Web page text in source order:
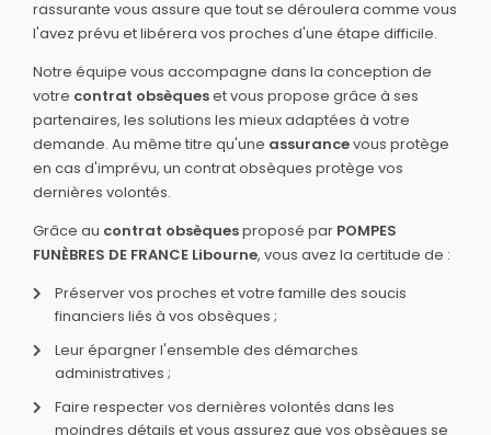
rassurante vous assure que tout se déroulera comme vous
l'avez prévu et libérera vos proches d'une étape difficile.
Notre équipe vous accompagne dans la conception de
votre contrat obsèqueset vous propose grâce à ses
partenaires, les solutions les mieux adaptées à votre
demande. Au même titre qu'une assurancevous protège
en cas d'imprévu, un contrat obsèques protège vos
dernières volontés.
Grâce au contrat obsèquesproposé par POMPES
FUNÈBRES DE FRANCE Libourne, vous avez la certitude de :
Préserver vos proches et votre famille des soucis
financiers liés à vos obsèques ;
Leur épargner l'ensemble des démarches
administratives ;
Faire respecter vos dernières volontés dans les
moindres détails et vous assurez que vos obsèques se